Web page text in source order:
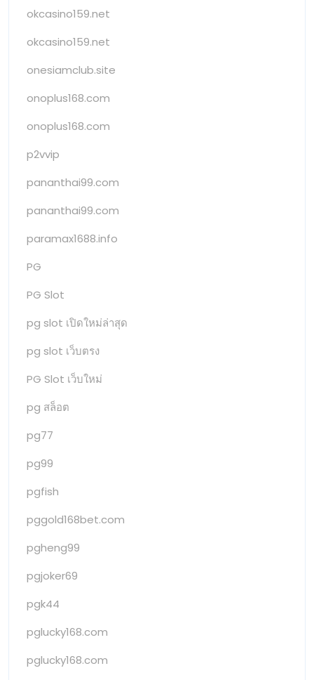
okcasino159.net
okcasino159.net
onesiamclub.site
onoplus168.com
onoplus168.com
p2vvip
pananthai99.com
pananthai99.com
paramax1688.info
PG
PG Slot
pg slot เปิดใหม่ล่าสุด
pg slot เว็บตรง
PG Slot เว็บใหม่
pg สล็อต
pg77
pg99
pgfish
pggold168bet.com
pgheng99
pgjoker69
pgk44
pglucky168.com
pglucky168.com